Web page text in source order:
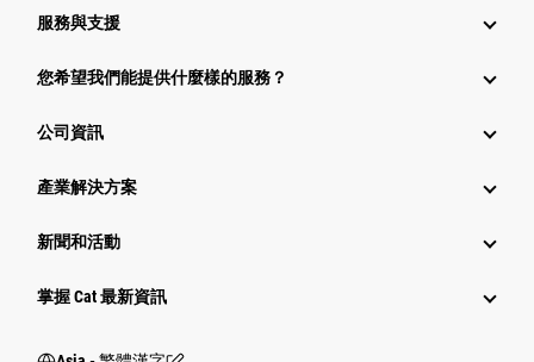
服務與支援
您希望我們能提供什麼樣的服務？
公司資訊
產業解決方案
新聞和活動
掌握 Cat 最新資訊